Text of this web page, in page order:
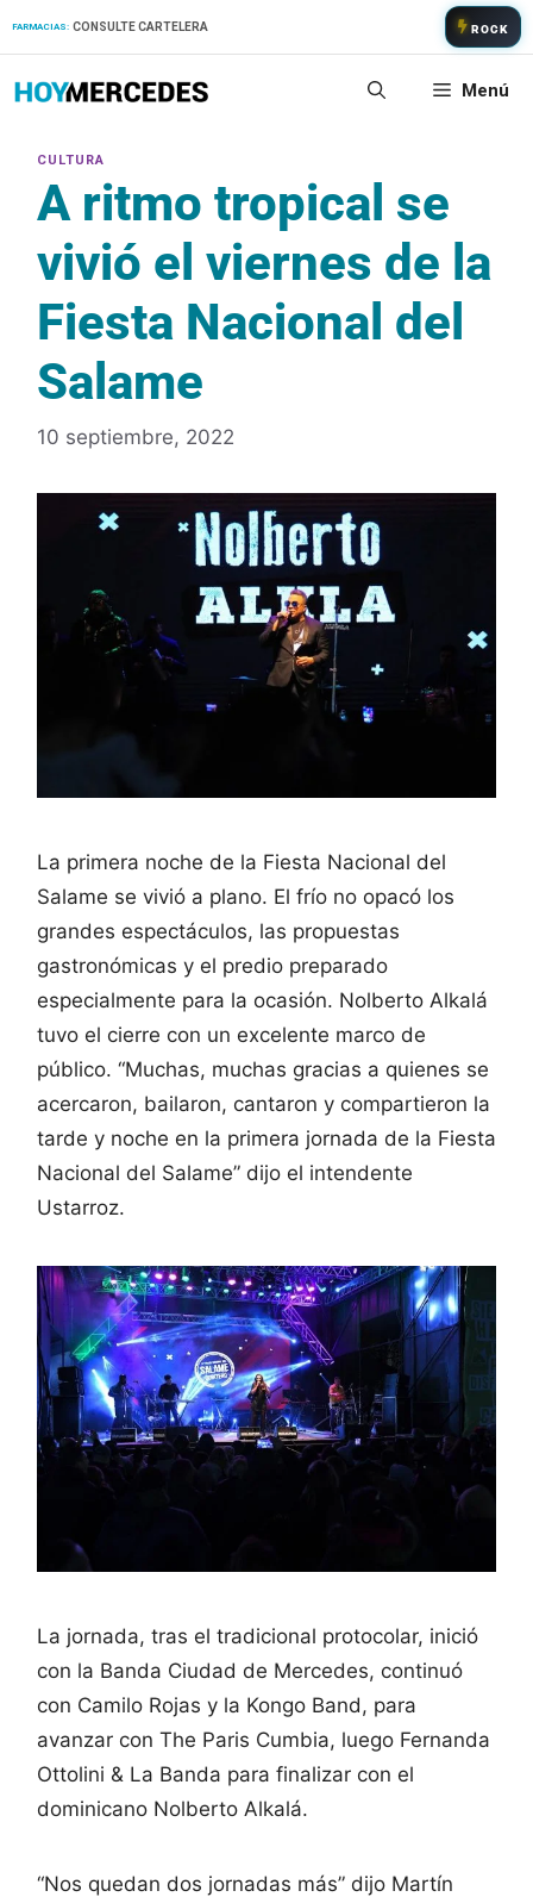
FARMACIAS: CONSULTE CARTELERA ROCK
Menú
A ritmo tropical se
vivió el viernes de la
Fiesta Nacional del
Salame
10 septiembre, 2022
La primera noche de la Fiesta Nacional del
Salame se vivió a plano. El frío no opacó los
grandes espectáculos, las propuestas
gastronómicas y el predio preparado
especialmente para la ocasión. Nolberto Alkalá
tuvo el cierre con un excelente marco de
público. “Muchas, muchas gracias a quienes se
acercaron, bailaron, cantaron y compartieron la
tarde y noche en la primera jornada de la Fiesta
Nacional del Salame” dijo el intendente
Ustarroz.
La jornada, tras el tradicional protocolar, inició
con la Banda Ciudad de Mercedes, continuó
con Camilo Rojas y la Kongo Band, para
avanzar con The Paris Cumbia, luego Fernanda
Ottolini & La Banda para finalizar con el
dominicano Nolberto Alkalá.
“Nos quedan dos jornadas más” dijo Martín